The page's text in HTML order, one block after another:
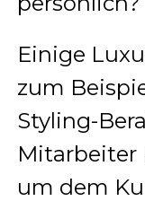
Einige
zum
Styling-
Mitarbeiter
um dem